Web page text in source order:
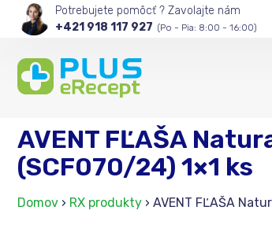
Potrebujete pomôcť ? Zavolajte nám
+421 918 117 927 (Po - Pia: 8:00 - 16:00)
AVENT FĽAŠA
(SCF070/24) 1×1 ks
Domov › RX produkty › AVENT FĽAŠA